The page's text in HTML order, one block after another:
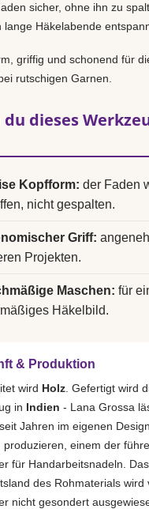
sicher, ohne ihn zu
lange Häkelabende
griffig und schonend für
rutschigen Garnen.
dieses
Kopfform: der Faden
nicht gespalten.
Griff:
Projekten.
Maschen: für
Häkelbild.
& Produktion
wird Holz . Gefertigt wird
in Indien - Lana Grossa
Jahren im eigenen
produzieren, einem der
für Handarbeitsnadeln. Das
des Rohmaterials wird
nicht gesondert